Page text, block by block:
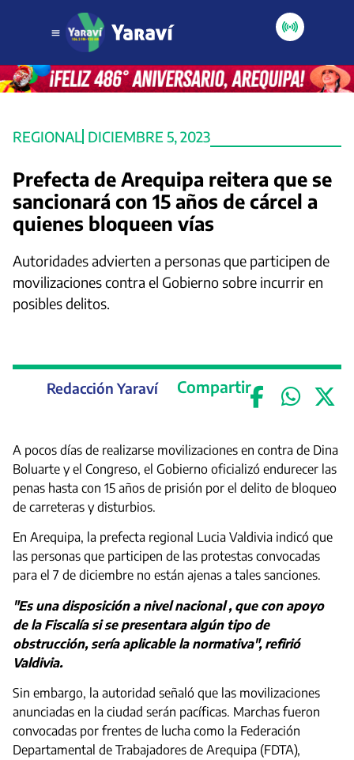
REGIONAL DICIEMBRE 5, 2023
Prefecta de Arequipa reitera que se
sancionará con 15 años de cárcel a
quienes bloqueen vías
Autoridades advierten a personas que participen de
movilizaciones contra el Gobierno sobre incurrir en
posibles delitos.
Redacción Yaraví Compartir
A pocos días de realizarse movilizaciones en contra de Dina
Boluarte y el Congreso, el Gobierno oficializó endurecer las
penas hasta con 15 años de prisión por el delito de bloqueo
de carreteras y disturbios.
En Arequipa, la prefecta regional Lucia Valdivia indicó que
las personas que participen de las protestas convocadas
para el 7 de diciembre no están ajenas a tales sanciones.
"Es una disposición a nivel nacional , que con apoyo
de la Fiscalía si se presentara algún tipo de
obstrucción, sería aplicable la normativa", refirió
Valdivia.
Sin embargo, la autoridad señaló que las movilizaciones
anunciadas en la ciudad serán pacíficas. Marchas fueron
convocadas por frentes de lucha como la Federación
Departamental de Trabajadores de Arequipa (FDTA),